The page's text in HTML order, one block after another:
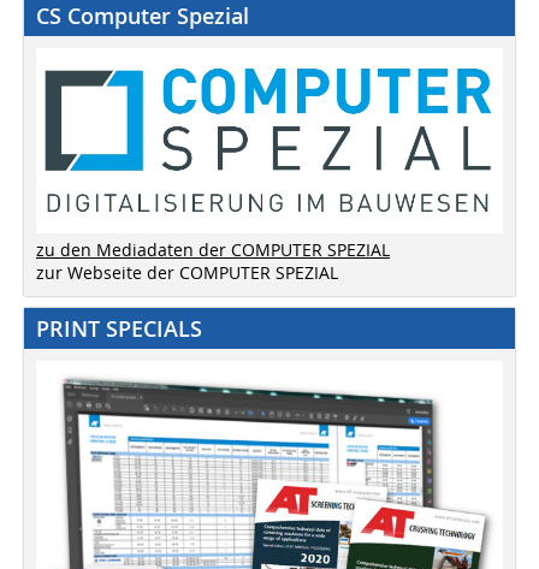
CS Computer Spezial
zu den Mediadaten der COMPUTER SPEZIAL
zur Webseite der COMPUTER SPEZIAL
PRINT SPECIALS